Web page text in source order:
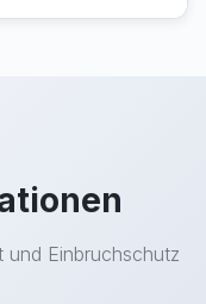
und Einbruchschutz